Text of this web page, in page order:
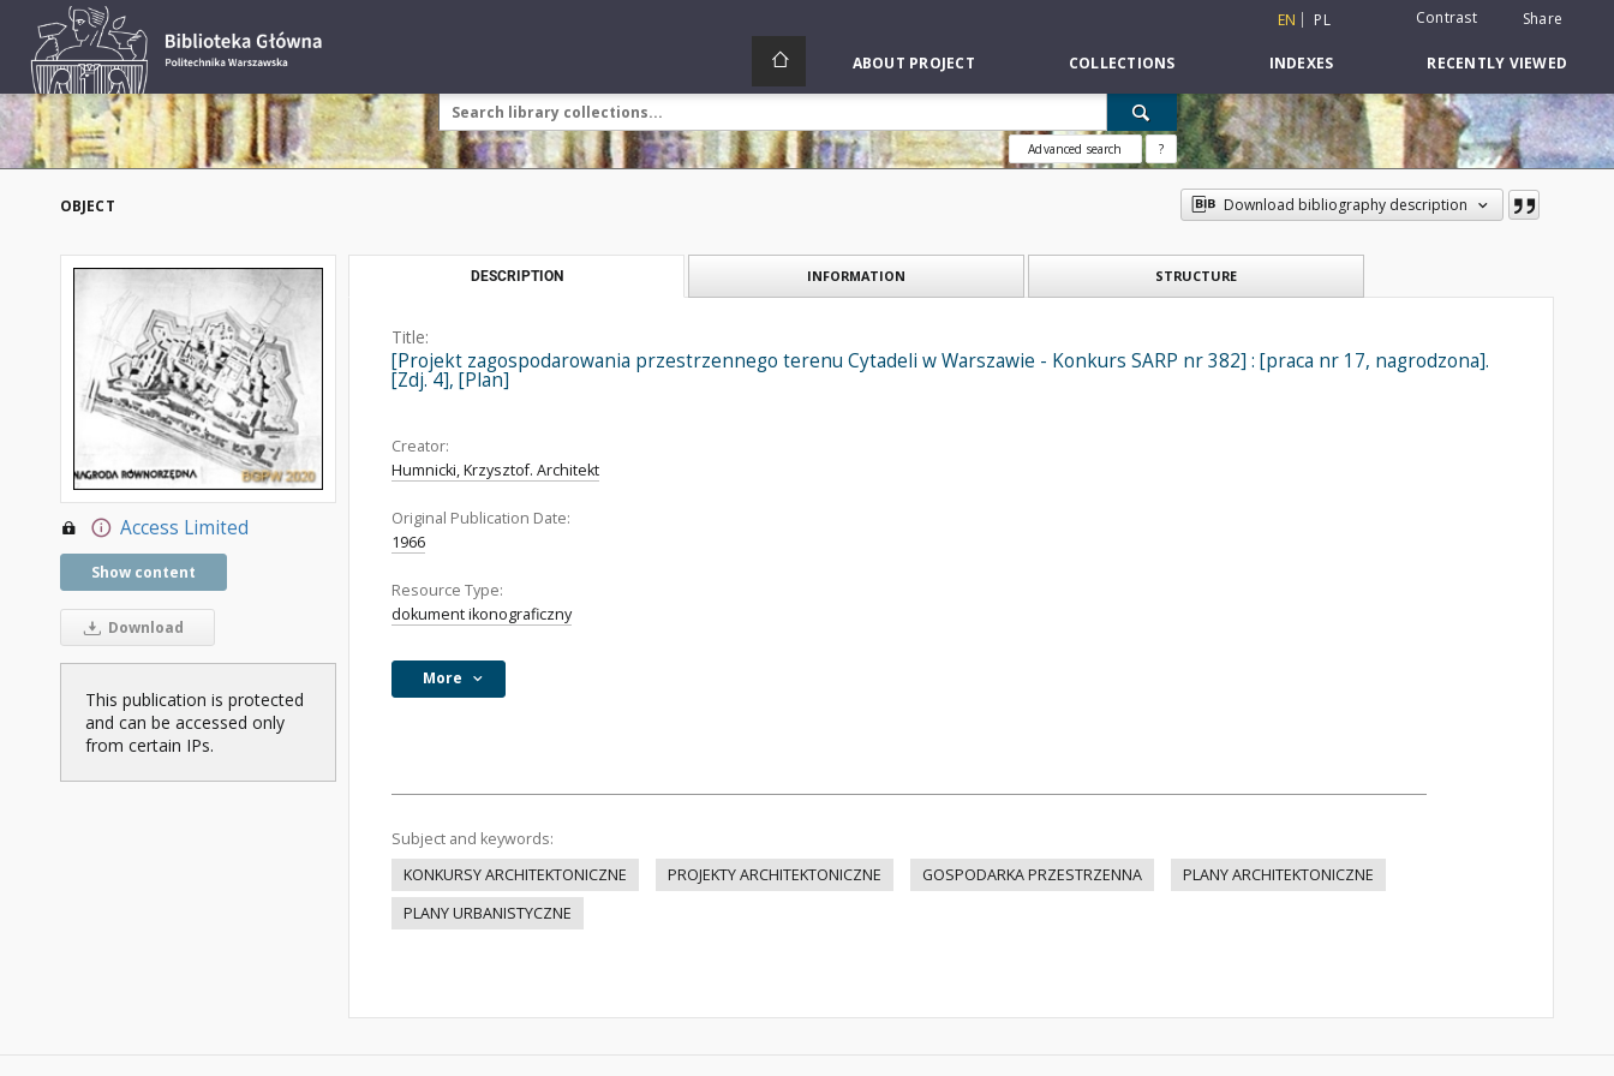
EN PL Contrast Share
ABOUT PROJECT COLLECTIONS INDEXES RECENTLY VIEWED
Advanced search ?
OBJECT Download bibliography description
Access Limited
Show content
Download
This publication is protected
and can be accessed only
from certain IPs.
DESCRIPTION INFORMATION STRUCTURE
Title:
[Projekt zagospodarowania przestrzennego terenu Cytadeli w Warszawie - Konkurs SARP nr 382] : [praca nr 17, nagrodzona].
[Zdj. 4], [Plan]
Creator:
Humnicki, Krzysztof. Architekt
Original Publication Date:
1966
Resource Type:
dokument ikonograficzny
More
Subject and keywords:
KONKURSY ARCHITEKTONICZNE
PROJEKTY ARCHITEKTONICZNE GOSPODARKA PRZESTRZENNA
PLANY ARCHITEKTONICZNE
PLANY URBANISTYCZNE